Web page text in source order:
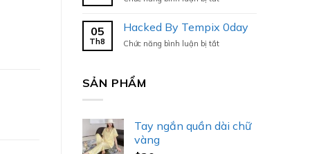
Tempix
0day
05
Th8
Hacked By Tempix 0day
Chức năng bình luận bị tắtở
SẢN PHẨM
Tay ngắn quần dài chữ
vàng